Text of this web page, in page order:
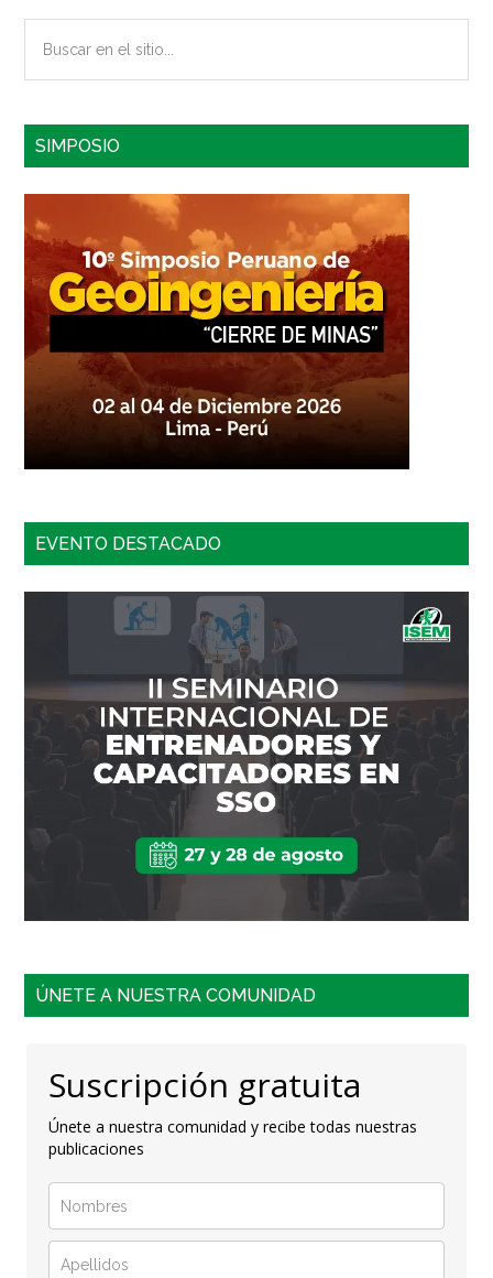
SIMPOSIO
EVENTO DESTACADO
ÚNETE A NUESTRA COMUNIDAD
Suscripción gratuita
Únete a nuestra comunidad y recibe todas nuestras
publicaciones